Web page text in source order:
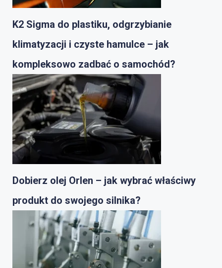
K2 Sigma do plastiku, odgrzybianie
klimatyzacji i czyste hamulce – jak
kompleksowo zadbać o samochód?
Dobierz olej Orlen – jak wybrać właściwy
produkt do swojego silnika?